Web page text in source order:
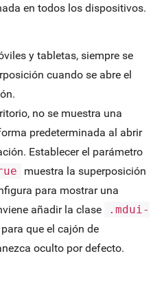
en todos los dispositivos.
y tabletas, siempre se
cuando se abre el
no se muestra una
predeterminada al abrir
Establecer el parámetro
muestra la superposición
para mostrar una
añadir la clase
.mdui-
para que el cajón de
oculto por defecto.